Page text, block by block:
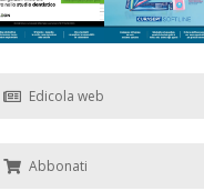
Edicola web
Abbonati